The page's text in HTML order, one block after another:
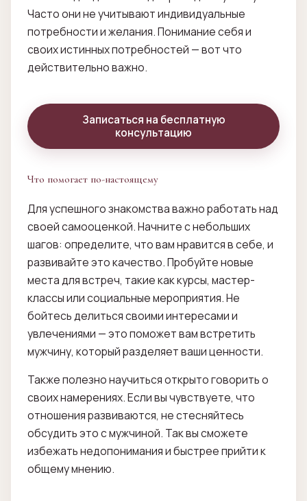
Часто они не учитывают индивидуальные
потребности и желания. Понимание себя и
своих истинных потребностей — вот что
действительно важно.
Записаться на бесплатную
консультацию
Что помогает по-настоящему
Для успешного знакомства важно работать над
своей самооценкой. Начните с небольших
шагов: определите, что вам нравится в себе, и
развивайте это качество. Пробуйте новые
места для встреч, такие как курсы, мастер-
классы или социальные мероприятия. Не
бойтесь делиться своими интересами и
увлечениями — это поможет вам встретить
мужчину, который разделяет ваши ценности.
Также полезно научиться открыто говорить о
своих намерениях. Если вы чувствуете, что
отношения развиваются, не стесняйтесь
обсудить это с мужчиной. Так вы сможете
избежать недопонимания и быстрее прийти к
общему мнению.